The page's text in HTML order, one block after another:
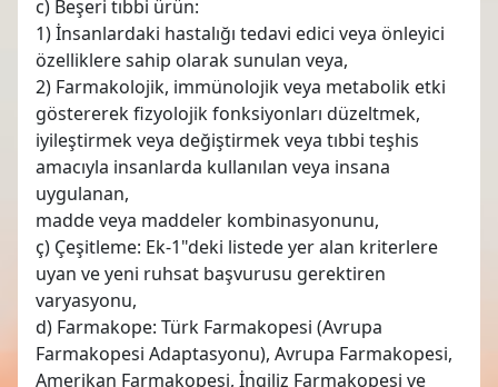
c) Beşeri tıbbi ürün:
1) İnsanlardaki hastalığı tedavi edici veya önleyici
özelliklere sahip olarak sunulan veya,
2) Farmakolojik, immünolojik veya metabolik etki
göstererek fizyolojik fonksiyonları düzeltmek,
iyileştirmek veya değiştirmek veya tıbbi teşhis
amacıyla insanlarda kullanılan veya insana
uygulanan,
madde veya maddeler kombinasyonunu,
ç) Çeşitleme: Ek-1"deki listede yer alan kriterlere
uyan ve yeni ruhsat başvurusu gerektiren
varyasyonu,
d) Farmakope: Türk Farmakopesi (Avrupa
Farmakopesi Adaptasyonu), Avrupa Farmakopesi,
Amerikan Farmakopesi, İngiliz Farmakopesi ve